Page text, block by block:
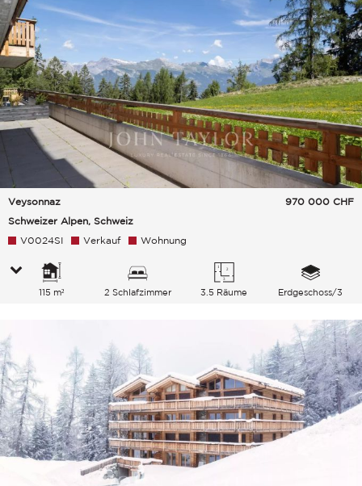
Veysonnaz
Schweizer Alpen, Schweiz
970 000 CHF
V0024SI Verkauf Wohnung
115 m² 2 Schlafzimmer 3.5 Räume Erdgeschoss/3